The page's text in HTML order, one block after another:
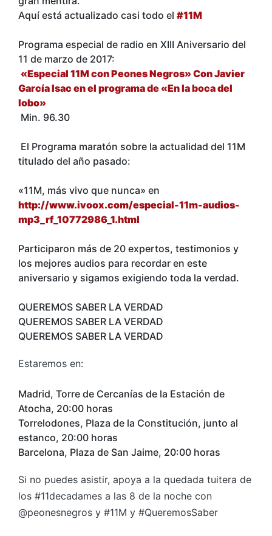
Aquí está actualizado casi todo el #11M
Programa especial de radio en XIII Aniversario del
11 de marzo de 2017:
«Especial 11M con Peones Negros» Con Javier
García Isac en el programa de «En la boca del
lobo»
Min. 96.30
El Programa maratón sobre la actualidad del 11M
titulado del año pasado:
«11M, más vivo que nunca» en
http://www.ivoox.com/especial-11m-audios-
mp3_rf_10772986_1.html
Participaron más de 20 expertos, testimonios y
los mejores audios para recordar en este
aniversario y sigamos exigiendo toda la verdad.
QUEREMOS SABER LA VERDAD
QUEREMOS SABER LA VERDAD
QUEREMOS SABER LA VERDAD
Estaremos en:
Madrid, Torre de Cercanías de la Estación de
Atocha, 20:00 horas
Torrelodones, Plaza de la Constitución, junto al
estanco, 20:00 horas
Barcelona, Plaza de San Jaime, 20:00 horas
Si no puedes asistir, apoya a la quedada tuitera de
los #11decadames a las 8 de la noche con
@peonesnegros y #11M y #QueremosSaber